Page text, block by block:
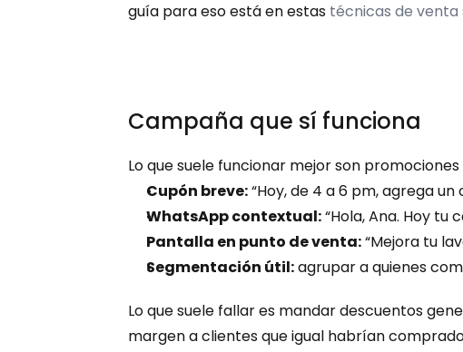
guía para eso está en estas técnicas de
Campaña que sí funciona
Lo que suele funcionar mejor son
Cupón breve: “Hoy, de 4 a 6 pm, agrega
WhatsApp contextual: “Hola, Ana. Hoy tu
Pantalla en punto de venta: “Mejora tu
Segmentación útil: agrupar a quienes
Lo que suele fallar es mandar descuentos
margen a clientes que igual habrían